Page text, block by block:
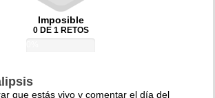
Imposible
0 DE 1 RETOS
que estás vivo y comentar el día del